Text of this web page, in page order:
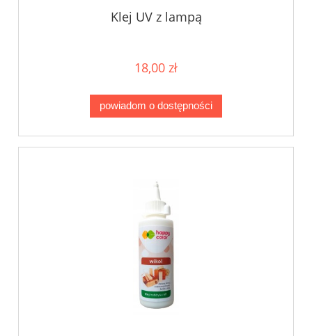
Klej UV z lampą
18,00 zł
powiadom o dostępności